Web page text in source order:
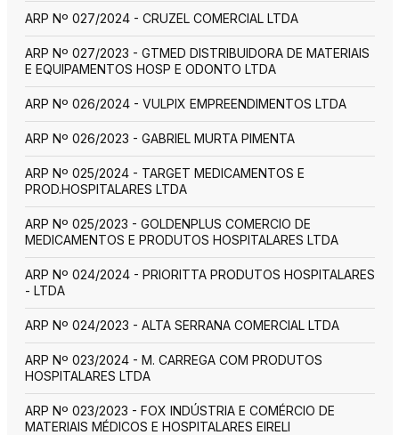
ARP Nº 027/2024 - CRUZEL COMERCIAL LTDA
ARP Nº 027/2023 - GTMED DISTRIBUIDORA DE MATERIAIS
E EQUIPAMENTOS HOSP E ODONTO LTDA
ARP Nº 026/2024 - VULPIX EMPREENDIMENTOS LTDA
ARP Nº 026/2023 - GABRIEL MURTA PIMENTA
ARP Nº 025/2024 - TARGET MEDICAMENTOS E
PROD.HOSPITALARES LTDA
ARP Nº 025/2023 - GOLDENPLUS COMERCIO DE
MEDICAMENTOS E PRODUTOS HOSPITALARES LTDA
ARP Nº 024/2024 - PRIORITTA PRODUTOS HOSPITALARES
- LTDA
ARP Nº 024/2023 - ALTA SERRANA COMERCIAL LTDA
ARP Nº 023/2024 - M. CARREGA COM PRODUTOS
HOSPITALARES LTDA
ARP Nº 023/2023 - FOX INDÚSTRIA E COMÉRCIO DE
MATERIAIS MÉDICOS E HOSPITALARES EIRELI